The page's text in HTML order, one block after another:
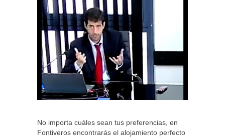
No importa cuáles sean tus preferencias, en
Fontiveros encontrarás el alojamiento perfecto